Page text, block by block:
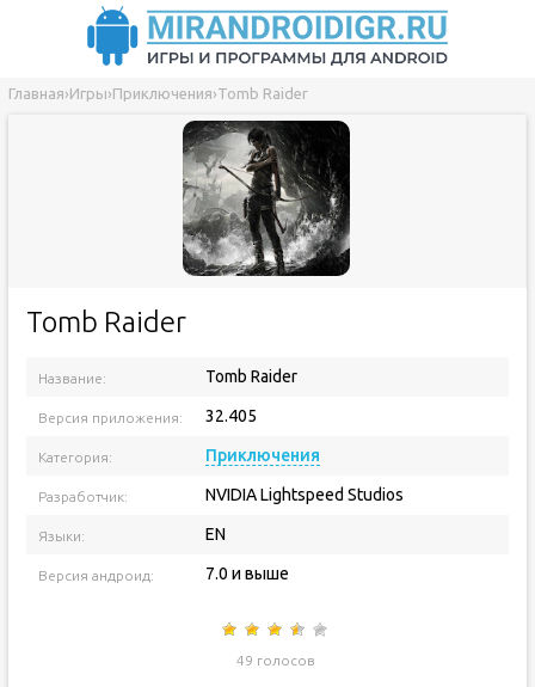
Главная›Игры›Приключения›Tomb Raider
Tomb Raider
Название: Tomb Raider
Версия приложения: 32.405
Категория: Приключения
Разработчик: NVIDIA Lightspeed Studios
Языки: EN
Версия андроид: 7.0 и выше
49 голосов